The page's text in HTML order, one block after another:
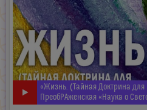
«Жизнь. (Тайная Доктрина
ПреобРАженская «Наука о